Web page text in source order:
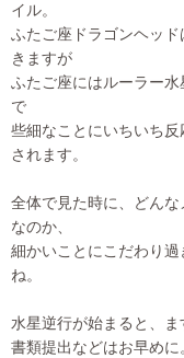
イル。
ふたご座ドラゴンヘッ
きますが
ふたご座にはルーラー
で
些細なことにいちいち
されます。
全体で見た時に、どん
なのか、
細かいことにこだわり
ね。
水星逆行が始まると、ま
書類提出などはお早め